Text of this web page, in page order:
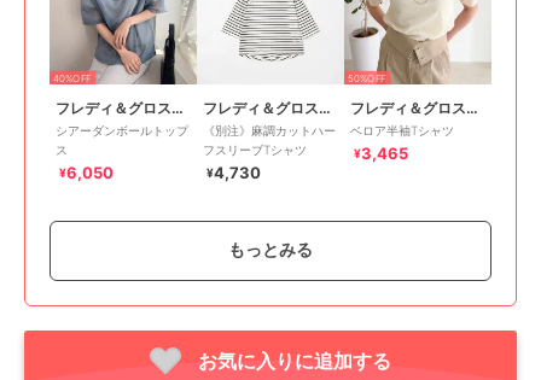
40%OFF
フレディ＆グロスター
シアーダンボールトップ
ス
¥6,050
フレディ＆グロスター
《別注》麻調カットハー
フスリーブTシャツ
¥4,730
50%OFF
フレディ＆グロスター
ベロア半袖Tシャツ
¥3,465
もっとみる
お気に入りに追加する